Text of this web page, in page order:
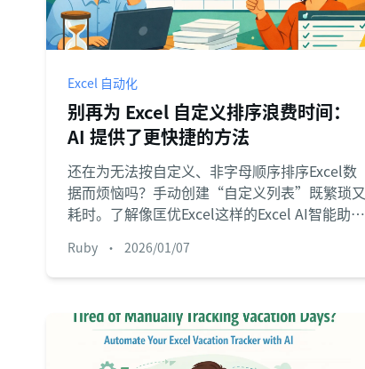
Excel 自动化
别再为 Excel 自定义排序浪费时间：
AI 提供了更快捷的方法
还在为无法按自定义、非字母顺序排序Excel数
据而烦恼吗？手动创建“自定义列表”既繁琐又
耗时。了解像匡优Excel这样的Excel AI智能助
杂的多级排序，将这项繁重任务简化为几次点
击。
Ruby • 2026/01/07